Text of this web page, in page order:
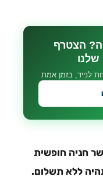
הצטרף
לנייד, בזמן אמת
חניה חופשית
ללא תשלום.